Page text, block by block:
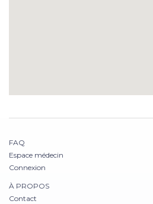
FAQ
Espace médecin
Connexion
À PROPOS
Contact